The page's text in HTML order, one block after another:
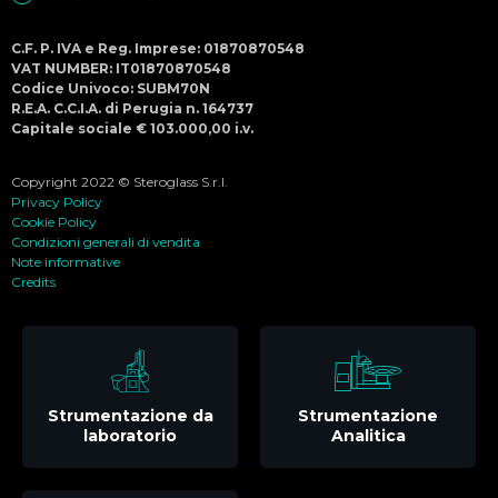
C.F. P. IVA e Reg. Imprese: 01870870548
VAT NUMBER: IT01870870548
Codice Univoco: SUBM70N
R.E.A. C.C.I.A. di Perugia n. 164737
Capitale sociale € 103.000,00 i.v.
Copyright 2022 © Steroglass S.r.l.
Privacy Policy
Cookie Policy
Condizioni generali di vendita
Note informative
Credits
Strumentazione da
laboratorio
Strumentazione
Analitica